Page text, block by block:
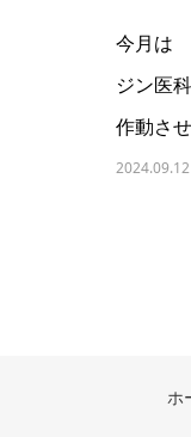
今月は
ジン医
作動さ
2024.09.12
ホ